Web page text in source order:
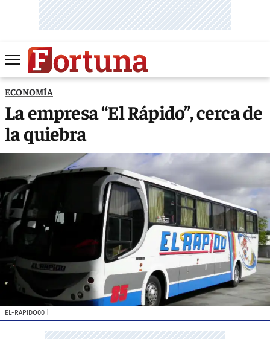
ECONOMÍA
La empresa “El Rápido”, cerca de
la quiebra
EL-RAPIDO00